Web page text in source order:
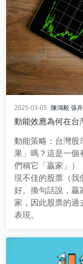
2025-03-05 陳鴻毅張
動能效應為何在台
動能策略：台灣股
果」嗎？這是一個
們稱它「贏家」）
現不佳的股票（我
好。換句話說，贏
家，因此股票的過
表現。